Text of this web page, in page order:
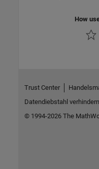
How
Trust Center
Datendiebstahl verhindern
© 1994-2026 The